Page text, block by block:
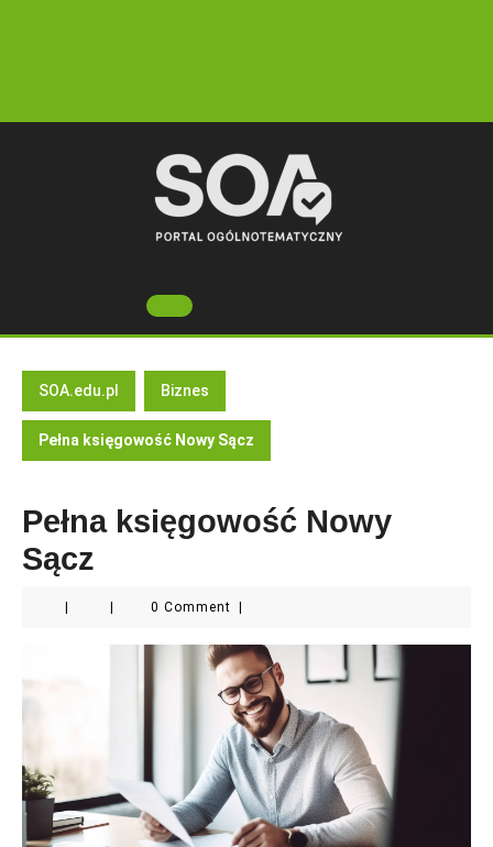
Open
Button
SOA.edu.pl Biznes
Pełna księgowość Nowy Sącz
Pełna księgowość Nowy
Sącz
0 Comment